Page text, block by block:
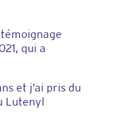
qui a
et j’ai pris du
Lutenyl